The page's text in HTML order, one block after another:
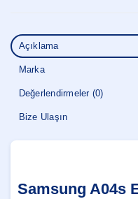
Açıklama
Marka
Değerlendirmeler (0)
Bize Ulaşın
Samsung A04s